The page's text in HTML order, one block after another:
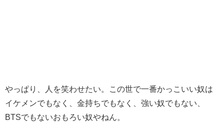
やっぱり、人を笑わせたい。この世で一番かっこいい奴は
イケメンでもなく、金持ちでもなく、強い奴でもない、
BTSでもないおもろい奴やねん。